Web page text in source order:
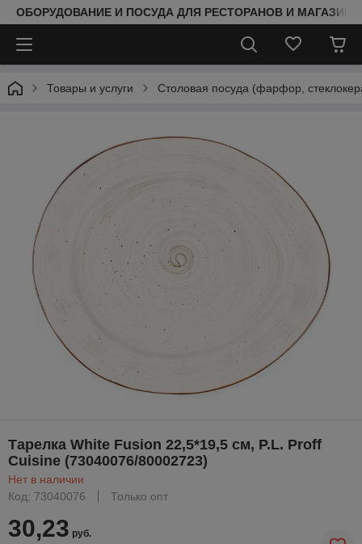
ОБОРУДОВАНИЕ И ПОСУДА ДЛЯ РЕСТОРАНОВ И
Товары и услуги Столовая посуда (фарфор,
Тарелка White Fusion 22,5*19,5 см, P.L. Proff
Cuisine (73040076/80002723)
Нет в наличии
Код: 73040076
Только опт
30,23 руб.